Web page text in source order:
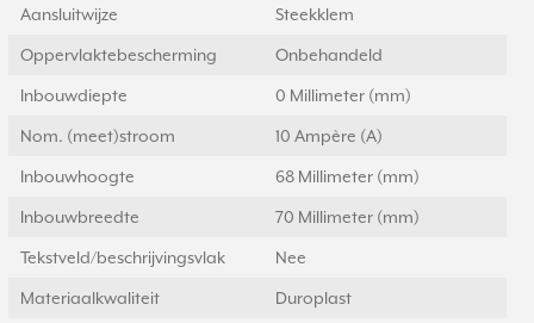
Aansluitwijze Steekklem
Oppervlaktebescherming Onbehandeld
Inbouwdiepte 0 Millimeter (mm)
Nom. (meet)stroom 10 Ampère (A)
Inbouwhoogte 68 Millimeter (mm)
Inbouwbreedte 70 Millimeter (mm)
Tekstveld/beschrijvingsvlak Nee
Materiaalkwaliteit Duroplast